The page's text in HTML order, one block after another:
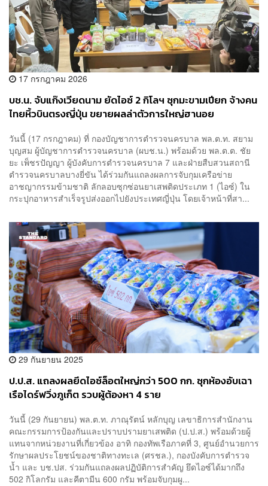
17 กรกฎาคม 2026
บช.น. จับแก๊งเวียดนาม ยัดไอซ์ 2 กิโลฯ ซุกมะขามเปียก จ้างคน
ไทยหิ้วบินตรงญี่ปุ่น ขยายผลล่าตัวการใหญ่ฮานอย
วันนี้ (17 กรกฎาคม) ที่ กองบัญชาการตำรวจนครบาล พล.ต.ท. สยาม
บุญสม ผู้บัญชาการตำรวจนครบาล (ผบช.น.) พร้อมด้วย พล.ต.ต. ชัย
ยะ เพ็ชรปัญญา ผู้บังคับการตำรวจนครบาล 7 และฝ่ายสืบสวนสถานี
ตำรวจนครบาลบางยี่ขัน ได้ร่วมกันแถลงผลการจับกุมเครือข่าย
อาชญากรรมข้ามชาติ ลักลอบซุกซ่อนยาเสพติดประเภท 1 (ไอซ์) ใน
กระปุกอาหารสำเร็จรูปส่งออกไปยังประเทศญี่ปุ่น โดยเจ้าหน้าที่สา...
29 กันยายน 2025
ป.ป.ส. แถลงผลยึดไอซ์ล็อตใหญ่กว่า 500 กก. ซุกห้องอับเฉา
เรือไดร์ฟวิ่งภูเก็ต รวบผู้ต้องหา 4 ราย
วันนี้ (29 กันยายน) พล.ต.ท. ภาณุรัตน์ หลักบุญ เลขาธิการสำนักงาน
คณะกรรมการป้องกันและปราบปรามยาเสพติด (ป.ป.ส.) พร้อมด้วยผู้
แทนจากหน่วยงานที่เกี่ยวข้อง อาทิ กองทัพเรือภาคที่ 3, ศูนย์อำนวยการ
รักษาผลประโยชน์ของชาติทางทะเล (ศรชล.), กองบังคับการตำรวจ
น้ำ และ บช.ปส. ร่วมกันแถลงผลปฏิบัติการสำคัญ ยึดไอซ์ได้มากถึง
502 กิโลกรัม และคีตามีน 600 กรัม พร้อมจับกุมผู...